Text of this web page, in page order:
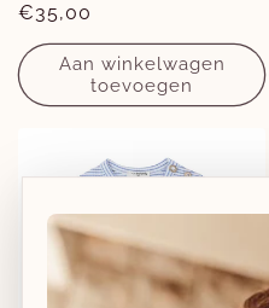
Normale
prijs
€35,00
Aan winkelwagen
toevoegen